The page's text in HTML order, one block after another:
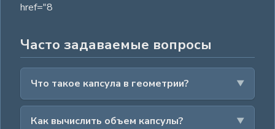
href="8
Часто задаваемые вопросы
Что такое капсула в геометрии?
Как вычислить объем капсулы?